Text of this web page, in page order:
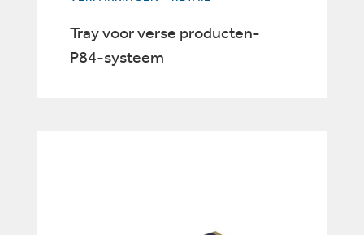
Tray voor verse producten-
P84-systeem